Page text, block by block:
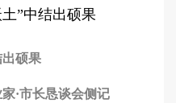
”中结出硕果
硕果
市长恳谈会侧记